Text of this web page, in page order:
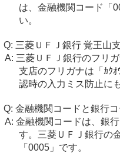
は、金融機関コード「
い。
三菱ＵＦＪ銀行 覚王山
三菱ＵＦＪ銀行のフリ
支店のフリガナは「ｶｸ
認時の入力ミス防止に
金融機関コードと銀行
金融機関コードは、銀
す。三菱ＵＦＪ銀行の
「0005」です。